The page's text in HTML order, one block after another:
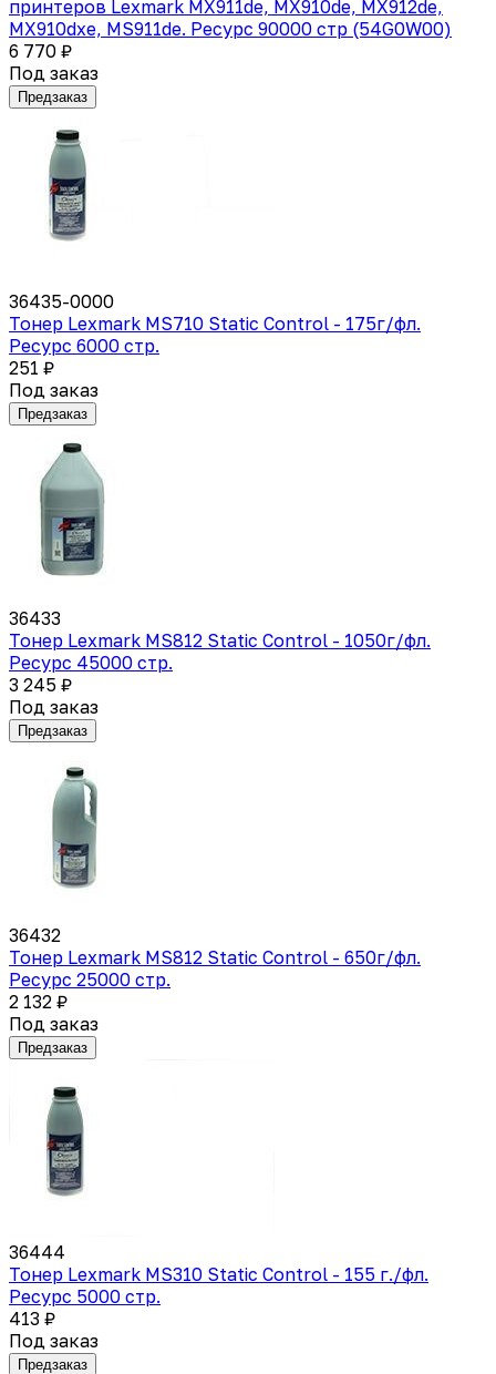
принтеров Lexmark MX911de, MX910de, MX912de,
MX910dxe, MS911de. Ресурс 90000 стр (54G0W00)
6 770 ₽
Под заказ
Предзаказ
36435-0000
Тонер Lexmark MS710 Static Control - 175г/фл.
Ресурс 6000 стр.
251 ₽
Под заказ
Предзаказ
36433
Тонер Lexmark MS812 Static Control - 1050г/фл.
Ресурс 45000 стр.
3 245 ₽
Под заказ
Предзаказ
36432
Тонер Lexmark MS812 Static Control - 650г/фл.
Ресурс 25000 стр.
2 132 ₽
Под заказ
Предзаказ
36444
Тонер Lexmark MS310 Static Control - 155 г./фл.
Ресурс 5000 стр.
413 ₽
Под заказ
Предзаказ